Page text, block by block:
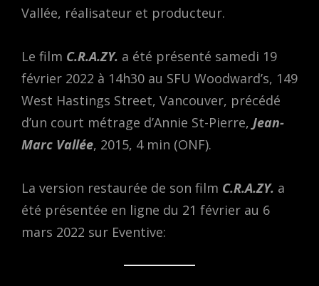
Vallée, réalisateur et producteur.
Le film C.R.A.ZY. a été présenté samedi 19
février 2022 à 14h30 au SFU Woodward’s, 149
West Hastings Street, Vancouver, précédé
d’un court métrage d’Annie St-Pierre, Jean-
Marc Vallée, 2015, 4 min (ONF).
La version restaurée de son film C.R.A.ZY. a
été présentée en ligne du 21 février au 6
mars 2022 sur Eventive: